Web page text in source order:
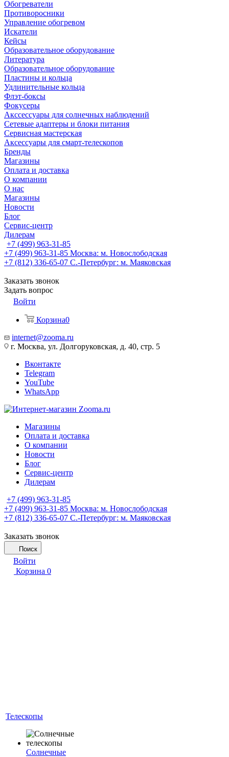
Обогреватели
Противоросники
Управление обогревом
Искатели
Кейсы
Образовательное оборудование
Литература
Образовательное оборудование
Пластины и кольца
Удлинительные кольца
Флэт-боксы
Фокусеры
Акссессуары для солнечных наблюдений
Сетевые адаптеры и блоки питания
Сервисная мастерская
Аксессуары для смарт-телескопов
Бренды
Магазины
Оплата и доставка
О компании
О нас
Магазины
Новости
Блог
Сервис-центр
Дилерам
+7 (499) 963-31-85
+7 (499) 963-31-85 Москва: м. Новослободская
+7 (812) 336-65-07 С.-Петербург: м. Маяковская
Заказать звонок
Задать вопрос
Войти
Корзина0
internet@zooma.ru
г. Москва, ул. Долгоруковская, д. 40, стр. 5
Вконтакте
Telegram
YouTube
WhatsApp
Магазины
Оплата и доставка
О компании
Новости
Блог
Сервис-центр
Дилерам
+7 (499) 963-31-85
+7 (499) 963-31-85 Москва: м. Новослободская
+7 (812) 336-65-07 С.-Петербург: м. Маяковская
Заказать звонок
Поиск
Войти
Корзина 0
Телескопы
Солнечные